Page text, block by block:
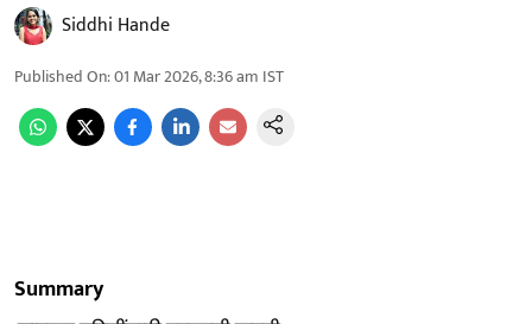
Siddhi Hande
Published On:01 Mar 2026, 8:36 am IST
Summary